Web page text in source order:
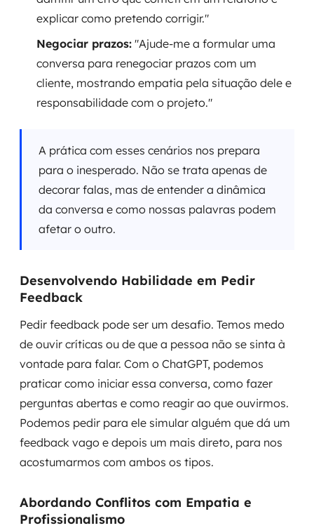
explicar como pretendo corrigir."
Negociar prazos: "Ajude-me a formular uma
conversa para renegociar prazos com um
cliente, mostrando empatia pela situação dele e
responsabilidade com o projeto."
A prática com esses cenários nos prepara
para o inesperado. Não se trata apenas de
decorar falas, mas de entender a dinâmica
da conversa e como nossas palavras podem
afetar o outro.
Desenvolvendo Habilidade em Pedir
Feedback
Pedir feedback pode ser um desafio. Temos medo
de ouvir críticas ou de que a pessoa não se sinta à
vontade para falar. Com o ChatGPT, podemos
praticar como iniciar essa conversa, como fazer
perguntas abertas e como reagir ao que ouvirmos.
Podemos pedir para ele simular alguém que dá um
feedback vago e depois um mais direto, para nos
acostumarmos com ambos os tipos.
Abordando Conflitos com Empatia e
Profissionalismo